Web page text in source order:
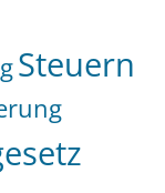
Steuern